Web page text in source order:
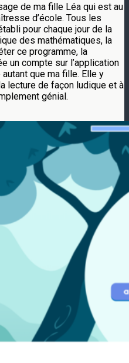
de ma fille Léa qui est au
d’école. Tous les
pour chaque jour de la
des mathématiques, la
ce programme, la
un compte sur l’application
que ma fille. Elle y
lecture de façon ludique et à
génial.